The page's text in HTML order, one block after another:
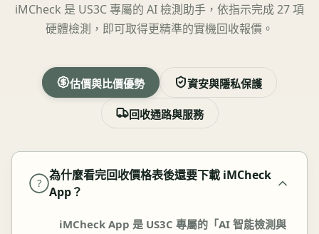
iMCheck 是 US3C 專屬的 AI 檢測助手，依指示完成 27 項
硬體檢測，即可取得更精準的實機回收報價。
估價與比價優勢 資安與隱私保護
回收通路與服務
?
為什麼看完回收價格表後還要下載 iMCheck
App？
iMCheck App 是 US3C 專屬的「AI 智能檢測與